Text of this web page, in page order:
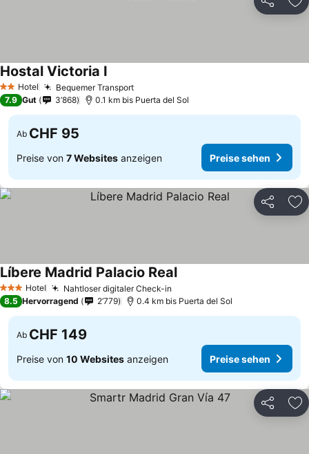
Teilen
2 Sterne
Hotel Bequemer TransportPreise sehen
Hostal Victoria I
7.9 Gut 3’868 0.1 km bis Puerta del Sol
Ab CHF 95
Preise von 7 Websites anzeigen Preise sehen
Teilen
3 SterneHotel Nahtloser digitaler Check-in
Líbere Madrid Palacio RealPreise sehen
8.5 Hervorragend 2’779 0.4 km bis Puerta del Sol
Ab CHF 149
Preise von 10 Websites anzeigen Preise sehen
Teilen